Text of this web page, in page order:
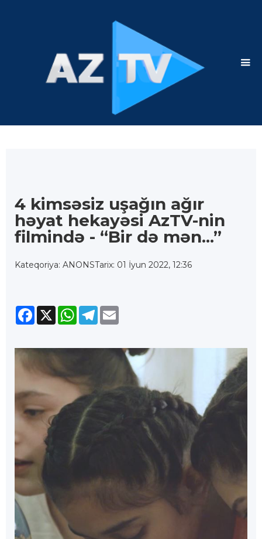
4 kimsəsiz uşağın ağır
həyat hekayəsi AzTV-nin
filmində - “Bir də mən...”
Kateqoriya: ANONSTarix: 01 İyun 2022, 12:36
Facebook
X WhatsApp
Telegram